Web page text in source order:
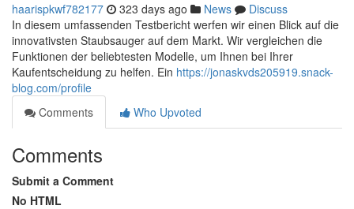
haarispkwf782177 323 days ago News
Discuss
In diesem umfassenden Testbericht werfen wir einen Blick auf die
innovativsten Staubsauger auf dem Markt. Wir vergleichen die
Funktionen der beliebtesten Modelle, um Ihnen bei Ihrer
Kaufentscheidung zu helfen. Ein https://jonaskvds205919.snack-
blog.com/profile
Comments
Who Upvoted
Comments
Submit a Comment
No HTML